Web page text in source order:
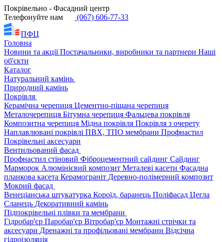
Покрівельно - Фасадний центр
Телефонуйте нам
(067) 606-77-33
ПФЦ
Головна
Новини та акціїПостачальники, виробники та партнери Наші
об'єкти
Каталог
Натуральний камінь
Природний камінь
Покрівля
Керамічна черепиця Цементно-піщана черепиця
Металочерепиця Бітумна черепиця Фальцева покрівля
Композитна черепиця Мідна покрівля Покрівля з очерету
Наплавлювані покрівлі ПВХ, ТПО мембрани Профнастил
Покрівельні аксесуари
Вентильований фасад
Профнастил стіновий Фіброцементний сайдинг Сайдинг
Марморок Алюмінієвий композит Металеві касети Фасадна
планкова касета Керамограніт Деревно-полімерний композит
Мокрий фасад
Венеціанська штукатурка Короїд, баранець Поліфасад Цегла
Сланець Декоративний камінь
Підпокрівельні плівки та мембрани
Гідробар'єр Паробар'єр Вітробар'єр Монтажні стрічки та
аксесуари Дренажні та профільовані мембрани Відсічна
гідроізоляція